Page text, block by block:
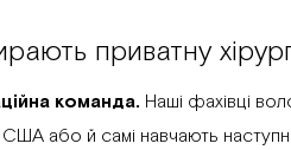
приватну
команда. Наші фахівці
США або й самі навчають